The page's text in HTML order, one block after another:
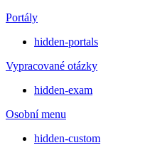
Portály
hidden-portals
Vypracované otázky
hidden-exam
Osobní menu
hidden-custom